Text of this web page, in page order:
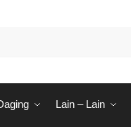
Lain – Lain